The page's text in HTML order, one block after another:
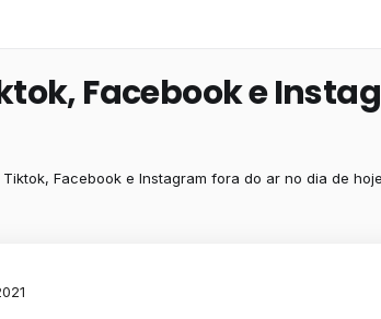
Facebook e
Facebook e Instagram fora do ar no dia de